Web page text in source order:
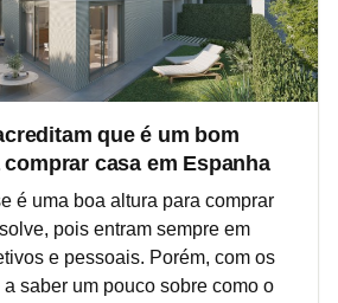
que é um bom
casa em Espanha
é uma boa altura para comprar
pois entram sempre em
e pessoais. Porém, com os
saber um pouco sobre como o